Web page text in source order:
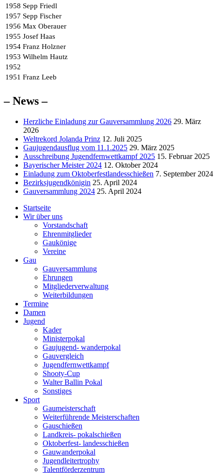
1958 Sepp Friedl
1957 Sepp Fischer
1956 Max Oberauer
1955 Josef Haas
1954 Franz Holzner
1953 Wilhelm Hautz
1952
1951 Franz Leeb
– News –
Herzliche Einladung zur Gauversammlung 2026 29. März
2026
Weltrekord Jolanda Prinz 12. Juli 2025
Gaujugendausflug vom 11.1.2025 29. März 2025
Ausschreibung Jugendfernwettkampf 2025 15. Februar 2025
Bayerischer Meister 2024 12. Oktober 2024
Einladung zum Oktoberfestlandesschießen 7. September 2024
Bezirksjugendkönigin 25. April 2024
Gauversammlung 2024 25. April 2024
Startseite
Wir über uns
Vorstandschaft
Ehrenmitglieder
Gaukönige
Vereine
Gau
Gauversammlung
Ehrungen
Mitgliederverwaltung
Weiterbildungen
Termine
Damen
Jugend
Kader
Ministerpokal
Gaujugend- wanderpokal
Gauvergleich
Jugendfernwettkampf
Shooty-Cup
Walter Ballin Pokal
Sonstiges
Sport
Gaumeisterschaft
Weiterführende Meisterschaften
Gauschießen
Landkreis- pokalschießen
Oktoberfest- landesschießen
Gauwanderpokal
Jugendleitertrophy
Talentförderzentrum